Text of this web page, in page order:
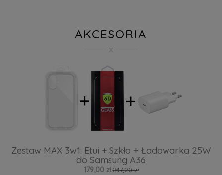
AKCESORIA
Zestaw MAX 3w1: Etui + Szkło + Ładowarka 25W
do Samsung A36
179,00 zł 247,00 zł